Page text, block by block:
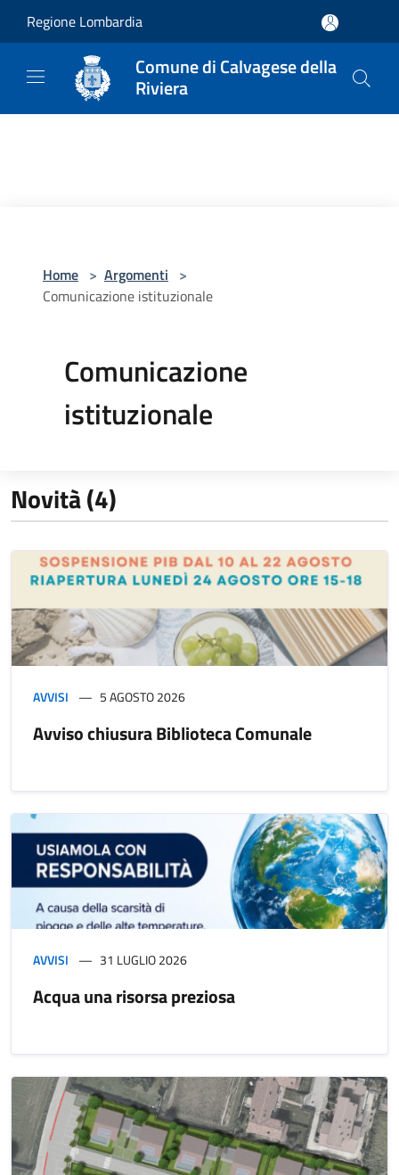
Regione Lombardia
Comune di Calvagese della
Riviera
Home > Argomenti >
Comunicazione istituzionale
Comunicazione
istituzionale
Novità (4)
AVVISI 5 AGOSTO 2026
Avviso chiusura Biblioteca Comunale
AVVISI 31 LUGLIO 2026
Acqua una risorsa preziosa